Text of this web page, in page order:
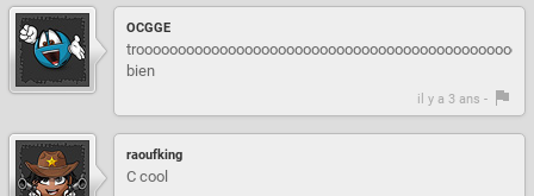
OCGGE
bien
il y a 3 ans -
raoufking
C cool